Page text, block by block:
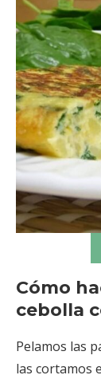
Cómo
cebolla
Pelamos las
las cortamos